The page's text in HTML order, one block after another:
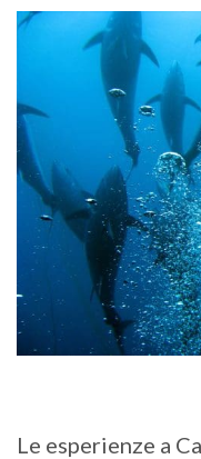
Le esperienze a